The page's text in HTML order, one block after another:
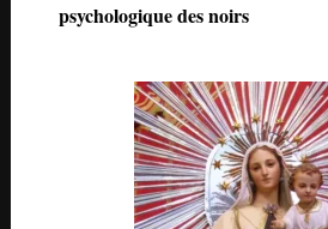
psychologique des noirs